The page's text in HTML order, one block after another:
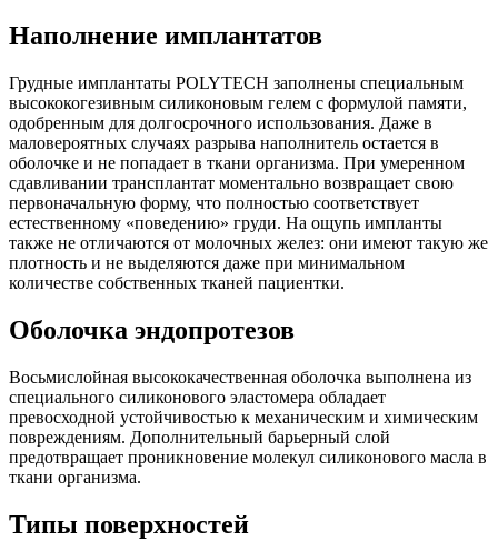
Наполнение имплантатов
Грудные имплантаты POLYTECH заполнены специальным
высококогезивным силиконовым гелем с формулой памяти,
одобренным для долгосрочного использования. Даже в
маловероятных случаях разрыва наполнитель остается в
оболочке и не попадает в ткани организма. При умеренном
сдавливании трансплантат моментально возвращает свою
первоначальную форму, что полностью соответствует
естественному «поведению» груди. На ощупь импланты
также не отличаются от молочных желез: они имеют такую же
плотность и не выделяются даже при минимальном
количестве собственных тканей пациентки.
Оболочка эндопротезов
Восьмислойная высококачественная оболочка выполнена из
специального силиконового эластомера обладает
превосходной устойчивостью к механическим и химическим
повреждениям. Дополнительный барьерный слой
предотвращает проникновение молекул силиконового масла в
ткани организма.
Типы поверхностей